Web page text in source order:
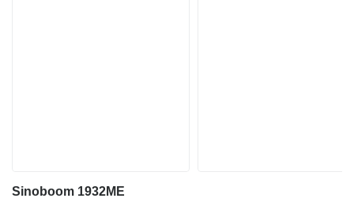
Sinoboom 1932ME